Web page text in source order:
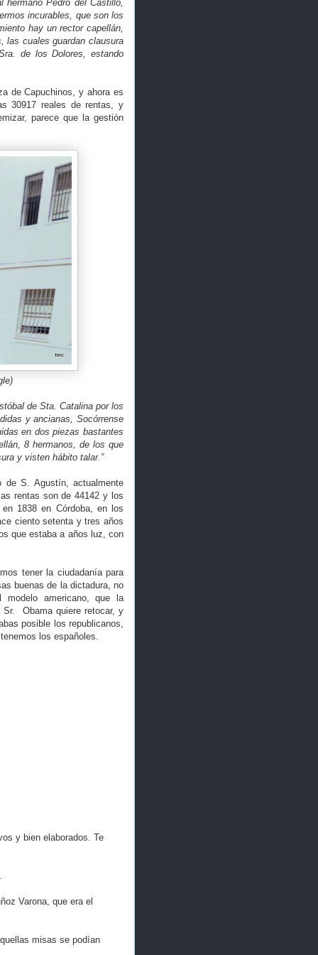
Pedro del Castillo,
incurables, que son los
hay un rector capellán,
las cuales guardan clausura
de los Dolores, estando
de Capuchinos, y ahora es
30917 reales de rentas, y
parece que la gestión
de Sta. Catalina por los
y ancianas, Socórrense
en dos piezas bastantes
8 hermanos, de los que
y visten hábito talar.”
de S. Agustín, actualmente
rentas son de 44142 y los
1838 en Córdoba, en los
ciento setenta y tres años
que estaba a años luz, con
tener la ciudadanía para
buenas de la dictadura, no
modelo americano, que la
Sr. Obama quiere retocar, y
posible los republicanos,
los españoles.
y bien elaborados. Te
Varona, que era el
misas se podían